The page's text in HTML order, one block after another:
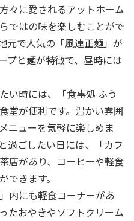
々に愛されるアットホーム
ではの味を楽しむことがで
元で人気の「風連正麺」が
プと麺が特徴で、昼時には
い時には、「食事処 ふう
堂が便利です。温かい雰囲
ニューを気軽に楽しめま
過ごしたい日には、「カフ
店があり、コーヒーや軽食
できます。
内にも軽食コーナーがあ
たおやきやソフトクリーム